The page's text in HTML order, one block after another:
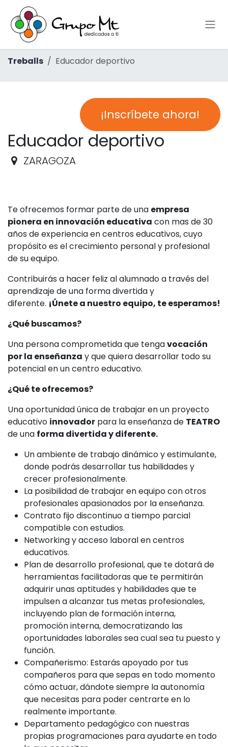
Skip to Content
Treballs Educador deportivo
¡Inscríbete ahora!
Educador deportivo
ZARAGOZA
Te ofrecemos formar parte de una empresa
pionera en innovación educativa con mas de 30
años de experiencia en centros educativos, cuyo
propósito es el crecimiento personal y profesional
de su equipo.
Contribuirás a hacer feliz al alumnado a través del
aprendizaje de una forma divertida y
diferente. ¡Únete a nuestro equipo, te esperamos!
¿Qué buscamos?
Una persona comprometida que tengavocación
por la enseñanza y que quiera desarrollar todo su
potencial en un centro educativo.
¿Qué te ofrecemos?
Una oportunidad única de trabajar en un proyecto
educativo innovador para la enseñanza de TEATRO
de una forma divertida y diferente.
Un ambiente de trabajo dinámico y estimulante,
donde podrás desarrollar tus habilidades y
crecer profesionalmente.
La posibilidad de trabajar en equipo con otros
profesionales apasionados por la enseñanza.
Contrato fijo discontinuo a tiempo parcial
compatible con estudios.
Networking y acceso laboral en centros
educativos.
Plan de desarrollo profesional, que te dotará de
herramientas facilitadoras que te permitirán
adquirir unas aptitudes y habilidades que te
impulsen a alcanzar tus metas profesionales,
incluyendo plan de formación interna,
promoción interna, democratizando las
oportunidades laborales sea cual sea tu puesto y
función.
Compañerismo: Estarás apoyado por tus
compañeros para que sepas en todo momento
cómo actuar, dándote siempre la autonomía
que necesitas para poder centrarte en lo
realmente importante.
Departamento pedagógico con nuestras
propias programaciones para ayudarte en todo